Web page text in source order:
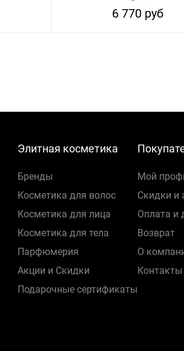
6 770 руб
Элитная косметика
Бренды
Косметика для волос
Косметика для лица
Косметика для тела
Парфюмерия
Акции и Скидки
Подарочные сертификаты
Мой
Скидки и
Оплата и
Возврат
О
Контакты